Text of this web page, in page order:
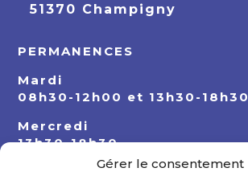
Gérer le consentement
51370 Champigny
PERMANENCES
Mardi
08h30-12h00 et 13h30-18h30
Mercredi
13h30-18h30